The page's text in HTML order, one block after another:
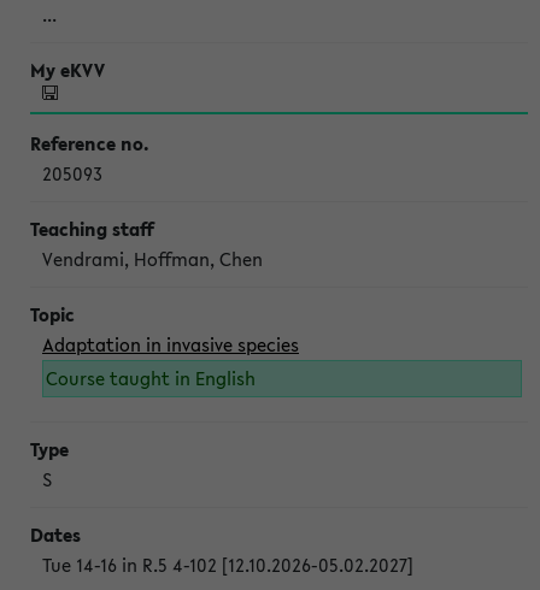
...
205093
Vendrami, Hoffman, Chen
Adaptation in invasive species
Course taught in English
S
Tue 14-16 in R.5 4-102 [12.10.2026-05.02.2027]